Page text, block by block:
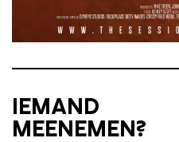
IEMAND
MEENEMEN?